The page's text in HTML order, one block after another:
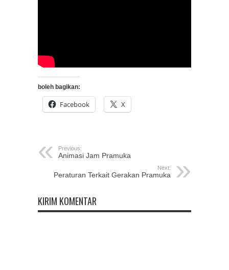
boleh bagikan:
Facebook X
Previous:
Animasi Jam Pramuka
Next:
Peraturan Terkait Gerakan Pramuka
KIRIM KOMENTAR